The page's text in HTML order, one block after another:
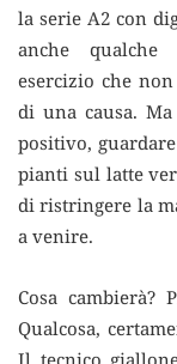
la serie A2 con
anche qualche
esercizio che
di una causa.
positivo,
pianti sul latte
di ristringere la
a venire.
Cosa
Qualcosa,
Il tecnico